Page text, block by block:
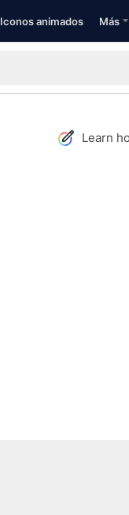
Iconos animados Más
Learn